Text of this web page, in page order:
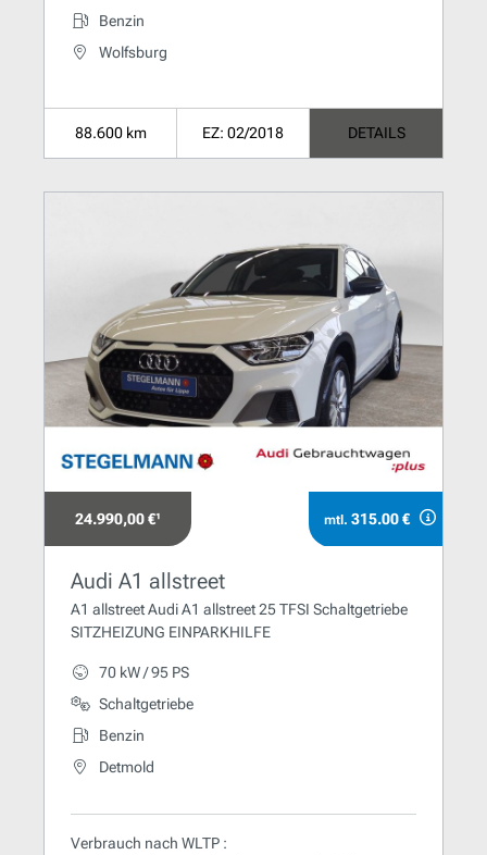
Benzin
Wolfsburg
88.600 km EZ: 02/2018 DETAILS
24.990,00 €¹ mtl. 315.00 €
Audi A1 allstreet
A1 allstreet Audi A1 allstreet 25 TFSI Schaltgetriebe
SITZHEIZUNG EINPARKHILFE
70 kW / 95 PS
Schaltgetriebe
Benzin
Detmold
Verbrauch nach WLTP :